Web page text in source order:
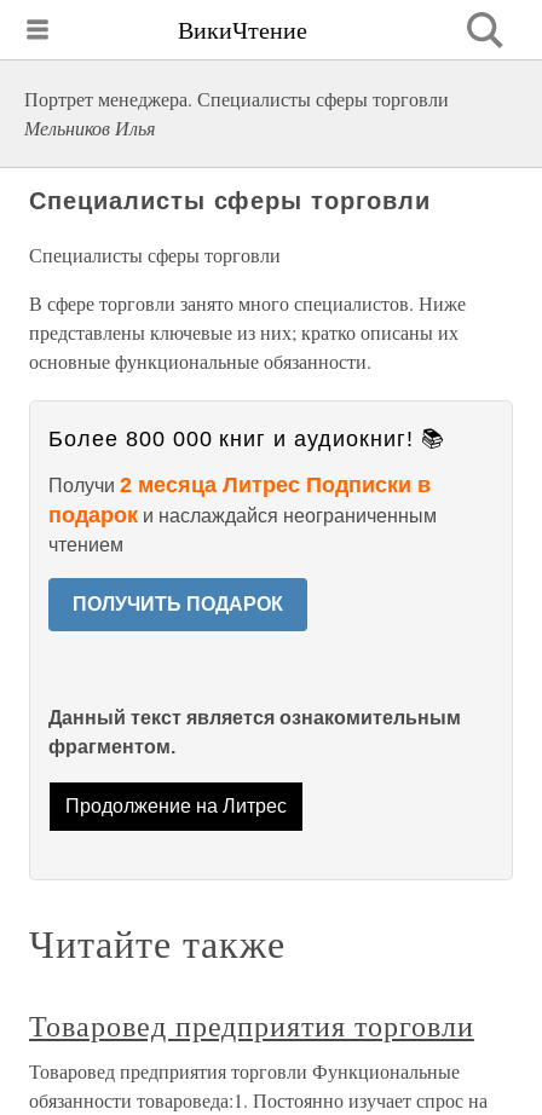
ВикиЧтение
Портрет менеджера. Специалисты сферы торговли
Мельников Илья
Специалисты сферы торговли
Специалисты сферы торговли
В сфере торговли занято много специалистов. Ниже
представлены ключевые из них; кратко описаны их
основные функциональные обязанности.
Более 800 000 книг и аудиокниг! 📚
Получи 2 месяца Литрес Подписки в
подарок и наслаждайся неограниченным
чтением
ПОЛУЧИТЬ ПОДАРОК
Данный текст является ознакомительным
фрагментом.
Продолжение на Литрес
Читайте также
Товаровед предприятия торговли
Товаровед предприятия торговли Функциональные
обязанности товароведа:1. Постоянно изучает спрос на